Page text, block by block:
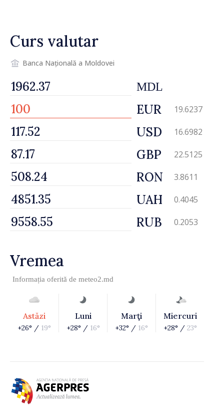
Curs valutar
Banca Națională a Moldovei
MDL
EUR 19.6237
USD 16.6982
GBP 22.5125
RON 3.8611
UAH 0.4045
RUB 0.2053
Vremea
Informația oferită de meteo2.md
Astăzi
+26° / 19°
Luni
+28° / 16°
Marţi
+32° / 16°
Miercuri
+28° / 23°